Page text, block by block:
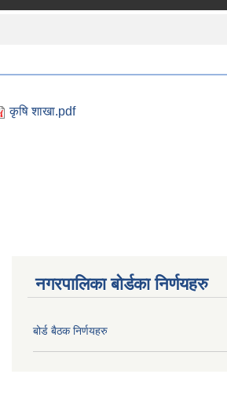
कृषि शाखा.pdf
नगरपालिका बोर्डका निर्णयहरु
बोर्ड बैठक निर्णयहरु